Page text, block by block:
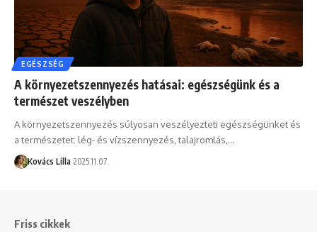
EGÉSZSÉG
A környezetszennyezés hatásai: egészségünk és a
természet veszélyben
A környezetszennyezés súlyosan veszélyezteti egészségünket és
a természetet: lég- és vízszennyezés, talajromlás,…
Kovács Lilla 2025.11.07.
Friss cikkek